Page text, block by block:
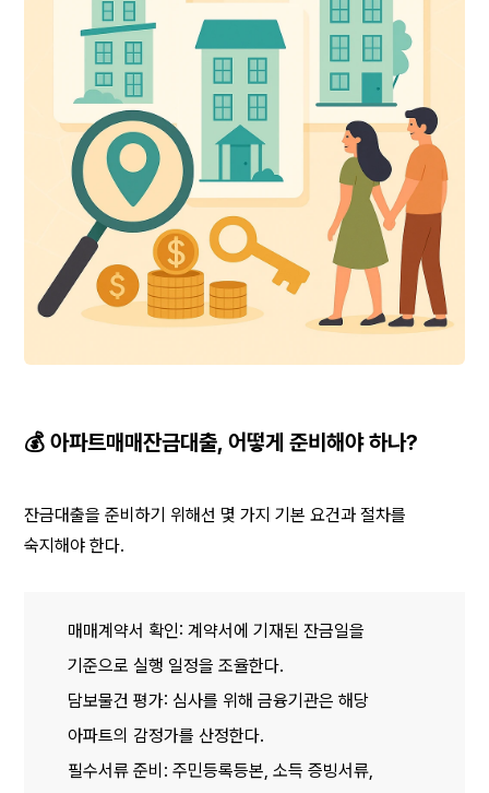
💰 아파트매매잔금대출, 어떻게 준비해야 하나?
잔금대출을 준비하기 위해선 몇 가지 기본 요건과 절차를
숙지해야 한다.
매매계약서 확인: 계약서에 기재된 잔금일을
기준으로 실행 일정을 조율한다.
담보물건 평가: 심사를 위해 금융기관은 해당
아파트의 감정가를 산정한다.
필수서류 준비: 주민등록등본, 소득 증빙서류,